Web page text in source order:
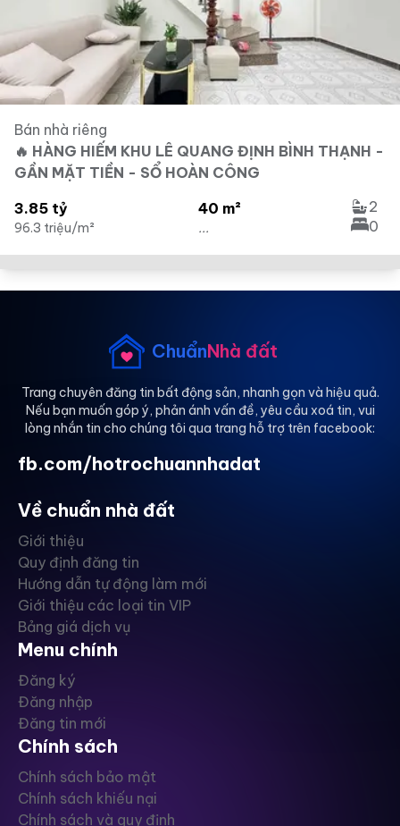
Bán nhà riêng
🔥 HÀNG HIẾM KHU LÊ QUANG ĐỊNH BÌNH THẠNH -
GẦN MẶT TIỀN - SỔ HOÀN CÔNG
3.85 tỷ
96.3 triệu/m²
40 m²
...
2
0
ChuẩnNhà đất
Trang chuyên đăng tin bất động sản, nhanh gọn và hiệu quả.
Nếu bạn muốn góp ý, phản ánh vấn đề, yêu cầu xoá tin, vui
lòng nhắn tin cho chúng tôi qua trang hỗ trợ trên facebook:
fb.com/hotrochuannhadat
Về chuẩn nhà đất
Giới thiệu
Quy định đăng tin
Hướng dẫn tự động làm mới
Giới thiệu các loại tin VIP
Bảng giá dịch vụ
Menu chính
Đăng ký
Đăng nhập
Đăng tin mới
Chính sách
Chính sách bảo mật
Chính sách khiếu nại
Chính sách và quy định